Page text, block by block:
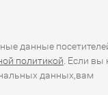
данные
политикой. Если вы
данных,вам